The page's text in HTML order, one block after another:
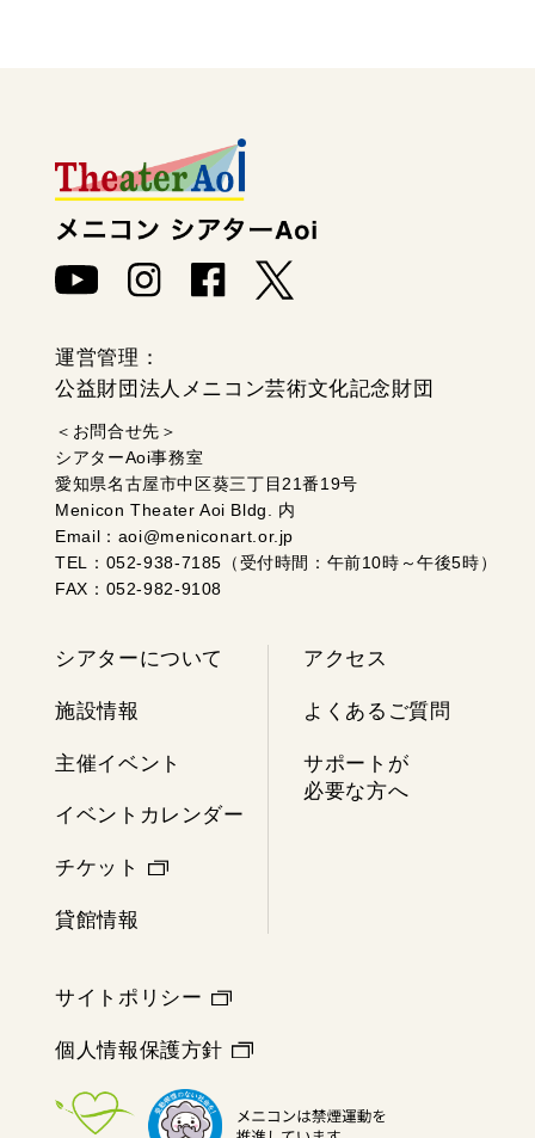
運営管理：
公益財団法人メニコン芸術文化記念財団
＜お問合せ先＞
シアターAoi事務室
愛知県名古屋市中区葵三丁目21番19号
Menicon Theater Aoi Bldg. 内
Email：aoi@meniconart.or.jp
TEL：052-938-7185（受付時間：午前10時～午後5時）
FAX：052-982-9108
シアターについて
施設情報
主催イベント
イベントカレンダー
チケット
貸館情報
アクセス
よくあるご質問
サポートが
必要な方へ
サイトポリシー
個人情報保護方針